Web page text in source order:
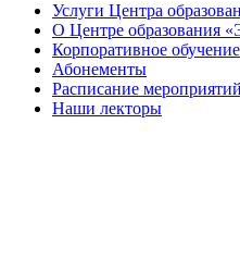
Услуги Центра
О Центре образования
Корпоративное обучение
Абонементы
Расписание мероприятий
Наши лекторы